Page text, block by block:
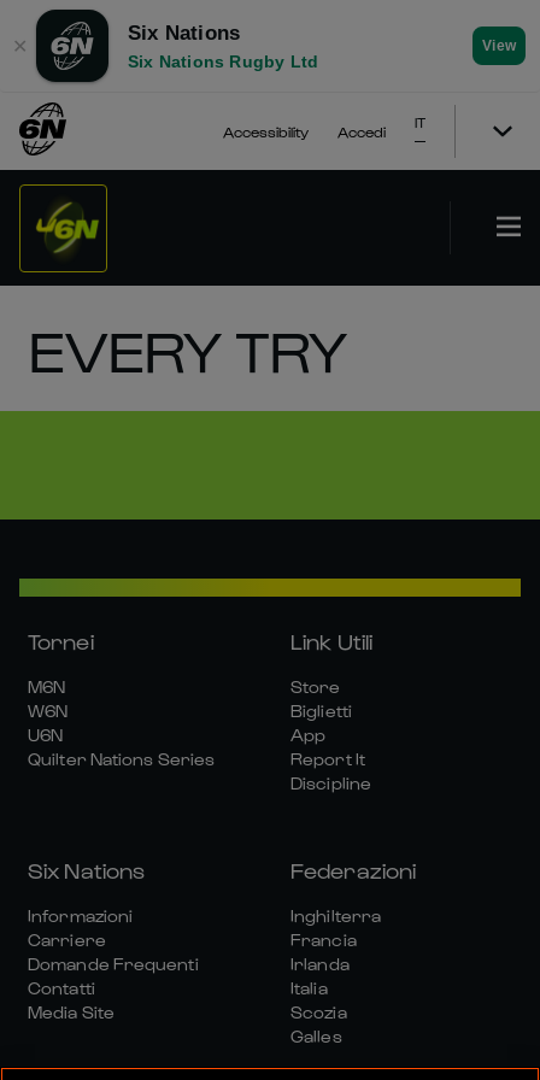
✕
Six Nations
Six Nations Rugby Ltd
View
Accessibility Accedi
IT
EVERY TRY
Tornei
M6N
W6N
U6N
Quilter Nations Series
Link Utili
Store
Biglietti
App
Report It
Discipline
Six Nations
Informazioni
Carriere
Domande Frequenti
Contatti
Media Site
Federazioni
Inghilterra
Francia
Irlanda
Italia
Scozia
Galles